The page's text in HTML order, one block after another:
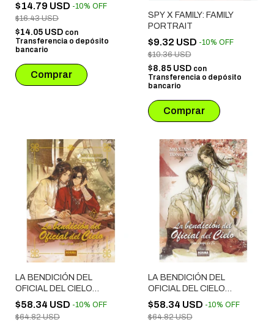
$14.79 USD -10% OFF
$16.43 USD
$14.05 USD con
Transferencia o depósito
bancario
SPY X FAMILY: FAMILY
PORTRAIT
$9.32 USD -10% OFF
$10.36 USD
$8.85 USD con
Transferencia o depósito
bancario
LA BENDICIÓN DEL
OFICIAL DEL CIELO
NOVELA # 07 EDICION
ESPECIAL
$58.34 USD -10% OFF
$64.82 USD
LA BENDICIÓN DEL
OFICIAL DEL CIELO
NOVELA # 06 EDICIÓN
ESPECIAL
$58.34 USD -10% OFF
$64.82 USD